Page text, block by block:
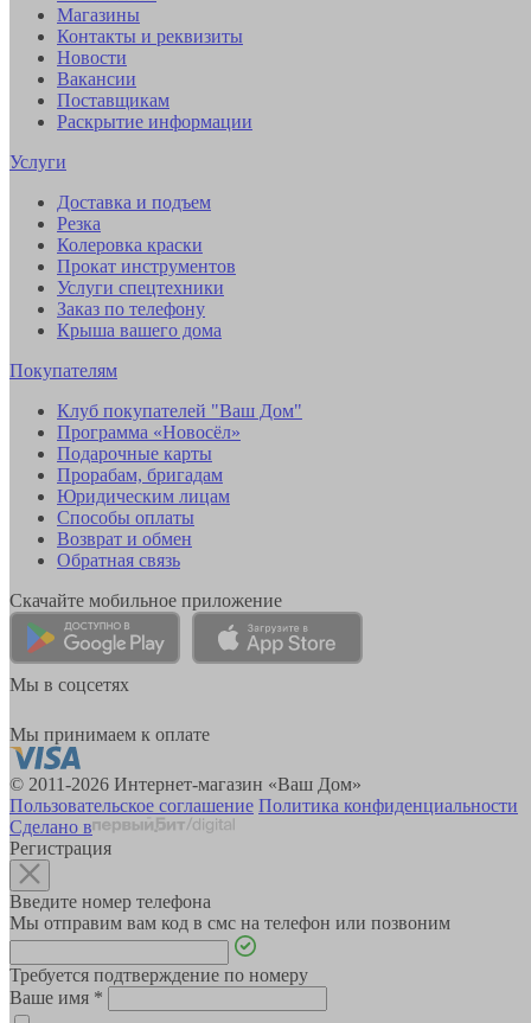
Магазины
Контакты и реквизиты
Новости
Вакансии
Поставщикам
Раскрытие информации
Услуги
Доставка и подъем
Резка
Колеровка краски
Прокат инструментов
Услуги спецтехники
Заказ по телефону
Крыша вашего дома
Покупателям
Клуб покупателей "Ваш Дом"
Программа «Новосёл»
Подарочные карты
Прорабам, бригадам
Юридическим лицам
Способы оплаты
Возврат и обмен
Обратная связь
Скачайте мобильное приложение
Мы в соцсетях
Мы принимаем к оплате
© 2011-2026 Интернет-магазин «Ваш Дом»
Пользовательское соглашение Политика конфиденциальности
Сделано в
Регистрация
Введите номер телефона
Мы отправим вам код в смс на телефон или позвоним
Требуется подтверждение по номеру
Ваше имя *